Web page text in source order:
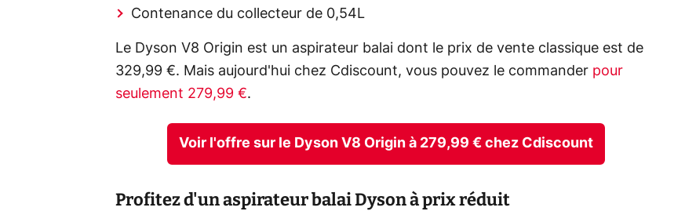
Contenance du collecteur de 0,54L
Le Dyson V8 Origin est un aspirateur balai dont le prix de vente classique est de
329,99 €. Mais aujourd'hui chez Cdiscount, vous pouvez le commander pour
seulement 279,99 €.
Voir l'offre sur le Dyson V8 Origin à 279,99 € chez Cdiscount
Profitez d'un aspirateur balai Dyson à prix réduit